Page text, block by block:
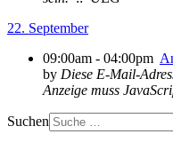
22. September
09:00am - 04:00pm
by Diese E-Mail-
Anzeige muss
Suchen